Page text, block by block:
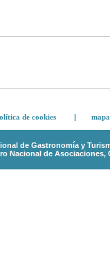
de cookies |
de Gastronomía y
Nacional de Asociaciones,